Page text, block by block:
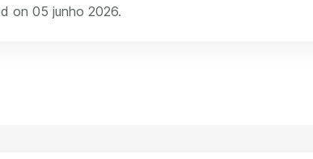
on 05 junho 2026.